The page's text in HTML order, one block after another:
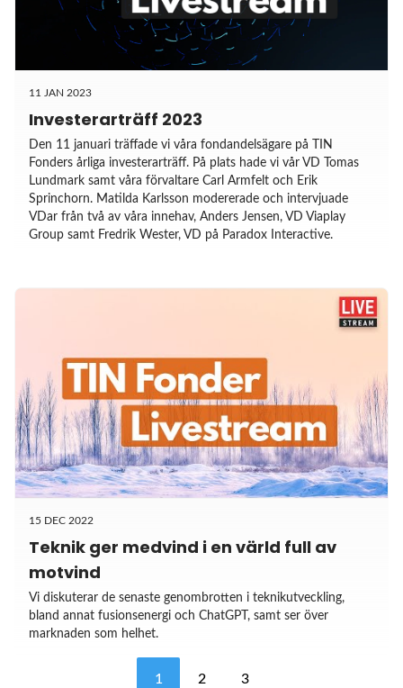
11 JAN 2023
Investerarträff 2023
Den 11 januari träffade vi våra fondandelsägare på TIN
Fonders årliga investerarträff. På plats hade vi vår VD Tomas
Lundmark samt våra förvaltare Carl Armfelt och Erik
Sprinchorn. Matilda Karlsson modererade och intervjuade
VDar från två av våra innehav, Anders Jensen, VD Viaplay
Group samt Fredrik Wester, VD på Paradox Interactive.
15 DEC 2022
Teknik ger medvind i en värld full av
motvind
Vi diskuterar de senaste genombrotten i teknikutveckling,
bland annat fusionsenergi och ChatGPT, samt ser över
marknaden som helhet.
1 2 3